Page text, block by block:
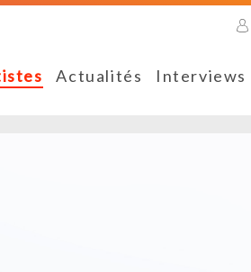
Actualités Interviews